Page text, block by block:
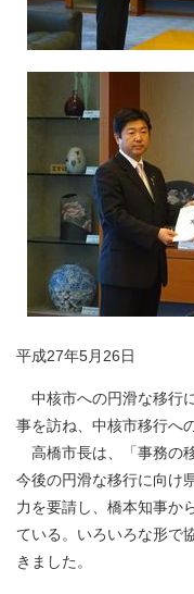
平成27年5月26日
中核市への円滑な移行
事を訪ね、中核市移行へ
高橋市長は、「事務の
今後の円滑な移行に向け
力を要請し、橋本知事か
ている。いろいろな形で
きました。